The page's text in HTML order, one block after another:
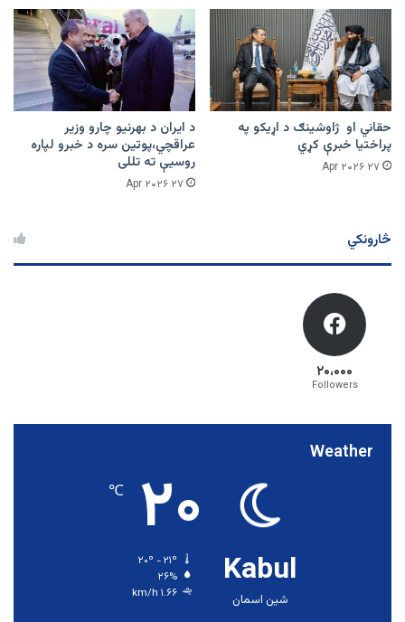
حقاني او ژاوشینګ د اړیکو په
پراختیا خبرې کړي
۲۷ Apr ۲۰۲۶
د ایران د بهرنیو چارو وزیر
عراقچي،پوتین سره د خبرو لپاره
روسیې ته تللی
۲۷ Apr ۲۰۲۶
څارونکي
۲۰،۰۰۰
Followers
Weather
Kabul
شین اسمان
۲۰ ℃
۲۶%
۱.۶۶ km/h